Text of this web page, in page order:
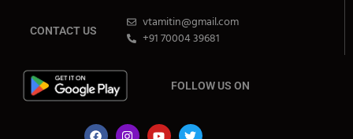
CONTACT US
vtamitin@gmail.com
+91 70004 39681
FOLLOW US ON